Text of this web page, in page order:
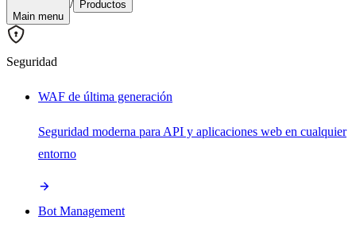
Main menu
/ Productos
Seguridad
WAF de última generación
Seguridad moderna para API y aplicaciones web en cualquier
entorno
Bot Management